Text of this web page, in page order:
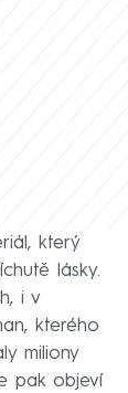
který
lásky.
i v
kterého
miliony
pak objeví